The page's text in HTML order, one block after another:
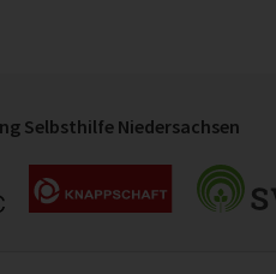
Selbsthilfe Niedersachsen